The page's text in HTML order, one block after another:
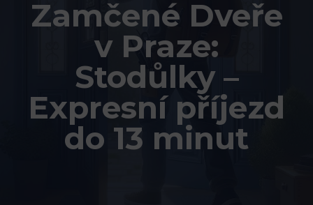
Zamčené Dveře
v Praze:
Stodůlky –
Expresní příjezd
do 13 minut